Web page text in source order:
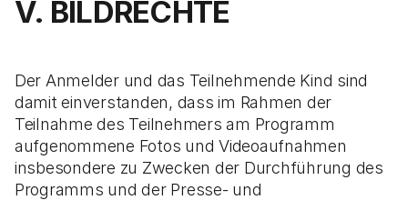
V. BILDRECHTE
Der Anmelder und das Teilnehmende Kind sind
damit einverstanden, dass im Rahmen der
Teilnahme des Teilnehmers am Programm
aufgenommene Fotos und Videoaufnahmen
insbesondere zu Zwecken der Durchführung des
Programms und der Presse- und